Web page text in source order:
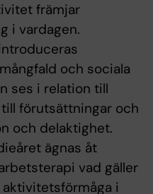
främjar
i vardagen.
och sociala
ses i relation till
förutsättningar och
och delaktighet.
ägnas åt
vad gäller
i